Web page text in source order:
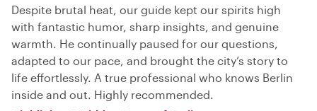
Despite brutal heat, our guide kept our spirits high
with fantastic humor, sharp insights, and genuine
warmth. He continually paused for our questions,
adapted to our pace, and brought the city’s story to
life effortlessly. A true professional who knows Berlin
inside and out. Highly recommended.